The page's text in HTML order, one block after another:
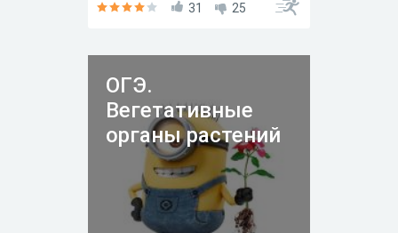
31 25
ОГЭ.
Вегетативные
органы растений